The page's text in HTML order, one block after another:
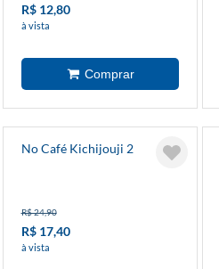
R$ 12,80
à vista
No Café Kichijouji 2
R$ 24,90
R$ 17,40
à vista